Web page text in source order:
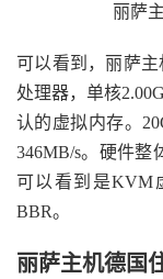
丽萨
可以看到，丽萨主
处理器，单核
认的虚拟内存。
346MB/s。硬件整
可以看到是KVM
BBR。
丽萨主机德国